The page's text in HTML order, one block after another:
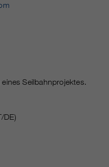
Seilbahnprojektes.
DE)